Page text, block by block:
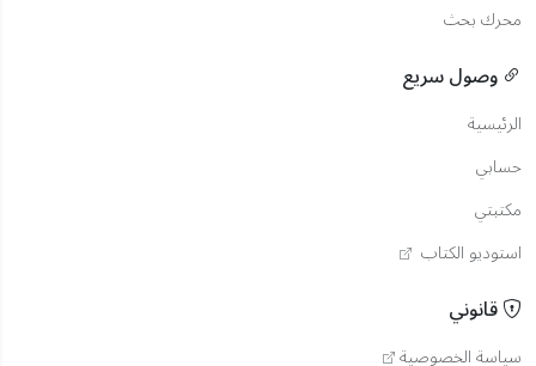
محرك بحث
وصول سريع
الرئيسية
حسابي
مكتبتي
استوديو الكتاب
قانوني
سياسة الخصوصية